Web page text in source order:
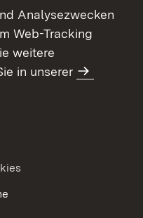
Analysezwecken
Web-Tracking
weitere
in unserer